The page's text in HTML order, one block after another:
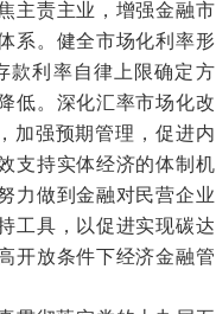
主责主业，增强金融市
系。健全市场化利率形
款利率自律上限确定方
低。深化汇率市场化改
加强预期管理，促进内
支持实体经济的体制机
力做到金融对民营企业
工具，以促进实现碳达
开放条件下经济金融管